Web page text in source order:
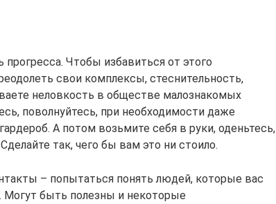
Чтобы избавиться от этого
свои комплексы, стеснительность,
неловкость в обществе малознакомых
поволнуйтесь, при необходимости даже
А потом возьмите себя в руки, оденьтесь,
так, чего бы вам это ни стоило.
– попытаться понять людей, которые вас
быть полезны и некоторые